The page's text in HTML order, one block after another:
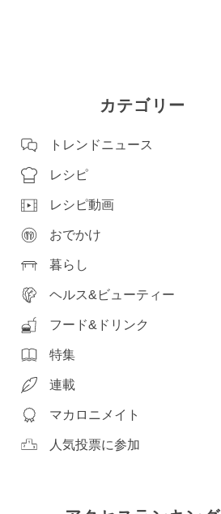
カテゴリー
トレンドニュース
レシピ
レシピ動画
おでかけ
暮らし
ヘルス&ビューティー
フード&ドリンク
特集
連載
マカロニメイト
人気投票に参加